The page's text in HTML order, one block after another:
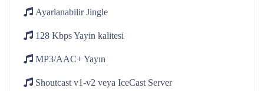
AyarlanabilirJingle
128 KbpsYayin kalitesi
MP3/AAC+Yayın
Shoutcast v1-v2 veya IceCast Server